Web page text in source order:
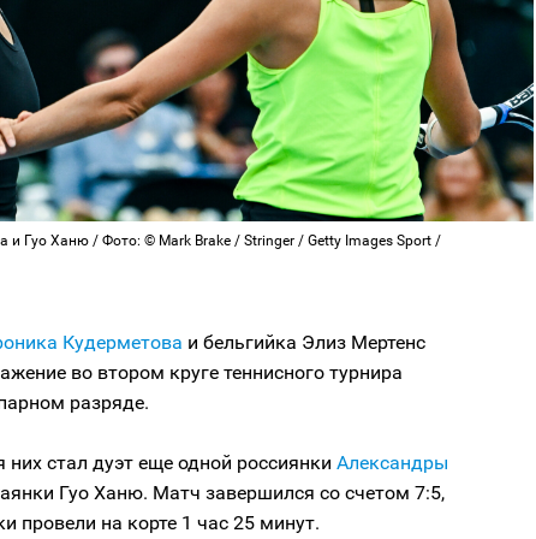
и Гуо Ханю / Фото: © Mark Brake / Stringer / Getty Images Sport /
Кудерметова и бельгийка Элиз Мертенс
во втором круге теннисного турнира
разряде.
них стал дуэт еще одной россиянки Александры
Гуо Ханю. Матч завершился со счетом 7:5,
провели на корте 1 час 25 минут.